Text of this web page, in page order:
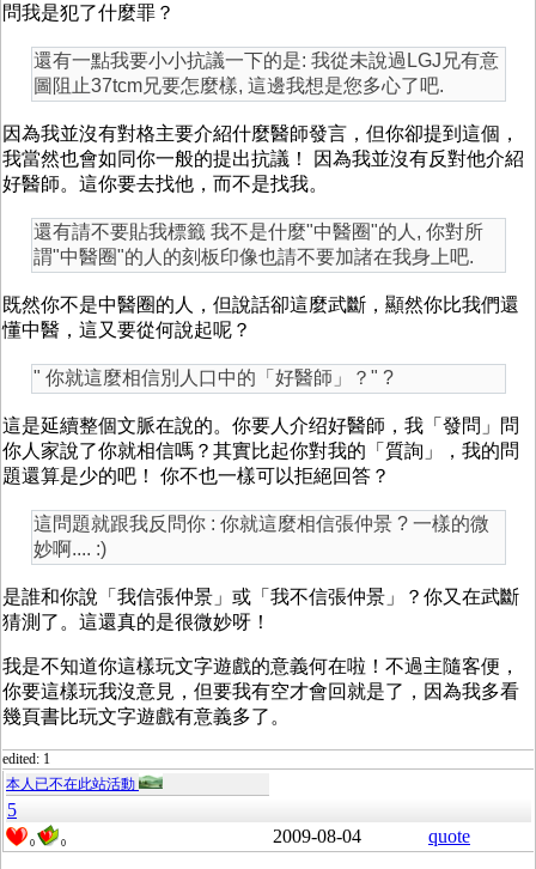
問我是犯了什麼罪？
還有一點我要小小抗議一下的是: 我從未說過LGJ兄有意
圖阻止37tcm兄要怎麼樣, 這邊我想是您多心了吧.
因為我並沒有對格主要介紹什麼醫師發言，但你卻提到這個，
我當然也會如同你一般的提出抗議！ 因為我並沒有反對他介紹
好醫師。這你要去找他，而不是找我。
還有請不要貼我標籤 我不是什麼"中醫圈"的人, 你對所
謂"中醫圈"的人的刻板印像也請不要加諸在我身上吧.
既然你不是中醫圈的人，但說話卻這麼武斷，顯然你比我們還
懂中醫，這又要從何說起呢？
" 你就這麼相信別人口中的「好醫師」？" ?
這是延續整個文脈在說的。你要人介绍好醫師，我「發問」問
你人家說了你就相信嗎？其實比起你對我的「質詢」，我的問
題還算是少的吧！ 你不也一樣可以拒絕回答？
這問題就跟我反問你 : 你就這麼相信張仲景 ? 一樣的微
妙啊.... :)
是誰和你說「我信張仲景」或「我不信張仲景」？你又在武斷
猜測了。這還真的是很微妙呀！
我是不知道你這樣玩文字遊戲的意義何在啦！不過主隨客便，
你要這樣玩我沒意見，但要我有空才會回就是了，因為我多看
幾頁書比玩文字遊戲有意義多了。
edited: 1
本人已不在此站活動
5
0 0 2009-08-04 quote